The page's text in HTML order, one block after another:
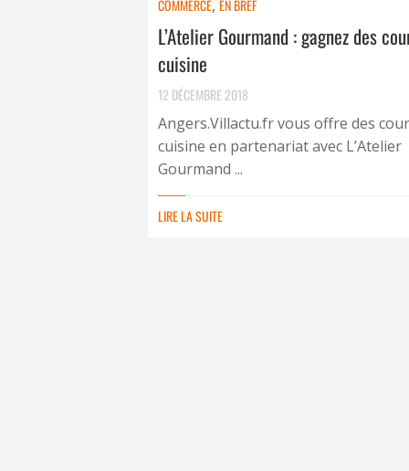
COMMERCE, EN BREF
L’Atelier Gourmand : gagnez des
cuisine
12 DÉCEMBRE 2018
Angers.Villactu.fr vous offre des
cuisine en partenariat avec L’Atelier
Gourmand ...
LIRE LA SUITE